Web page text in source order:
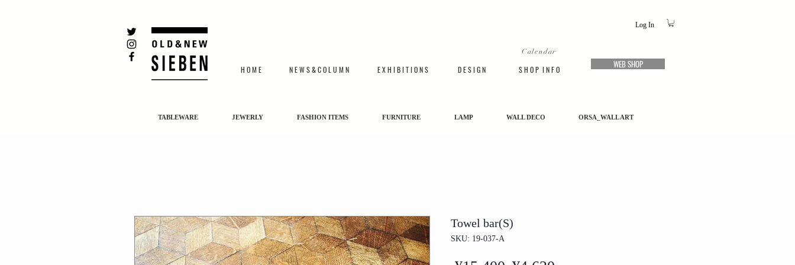
Log In
Calendar
H O M E N E W S & C O L U M N ​E X H I B I T I O N S D E S I G N S H O P I N F O WEB SHOP
TABLEWARE JEWERLY FASHION ITEMS FURNITURE LAMP WALL DECO ORSA_WALL ART
Towel bar(S)
SKU: 19-037-A